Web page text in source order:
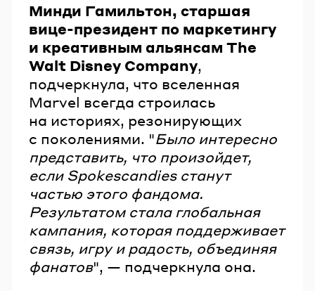
Минди Гамильтон, старшая
вице-президент по маркетингу
и креативным альянсам The
Walt Disney Company,
подчеркнула, что вселенная
Marvel всегда строилась
на историях, резонирующих
с поколениями. "Было интересно
представить, что произойдет,
если Spokescandies станут
частью этого фандома.
Результатом стала глобальная
кампания, которая поддерживает
связь, игру и радость, объединяя
фанатов", — подчеркнула она.